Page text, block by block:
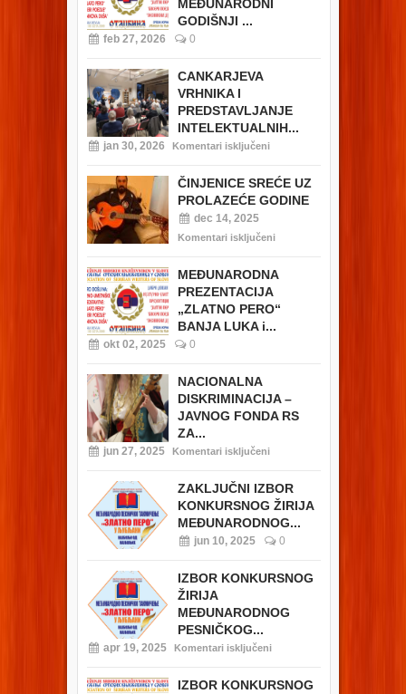
MEĐUNARODNI
GODIŠNJI ...
feb 27, 2026 0
CANKARJEVA
VRHNIKA I
PREDSTAVLJANJE
INTELEKTUALNIH...
jan 30, 2026 Komentari isključeni
ČINJENICE SREĆE UZ
PROLAZEĆE GODINE
dec 14, 2025
Komentari isključeni
MEĐUNARODNA
PREZENTACIJA
„ZLATNO PERO“
BANJA LUKA i...
okt 02, 2025 0
NACIONALNA
DISKRIMINACIJA –
JAVNOG FONDA RS
ZA...
jun 27, 2025 Komentari isključeni
ZAKLJUČNI IZBOR
KONKURSNOG ŽIRIJA
MEĐUNARODNOG...
jun 10, 2025 0
IZBOR KONKURSNOG
ŽIRIJA
MEĐUNARODNOG
PESNIČKOG...
apr 19, 2025 Komentari isključeni
IZBOR KONKURSNOG